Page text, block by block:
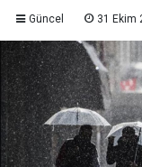
Güncel 31 Ekim